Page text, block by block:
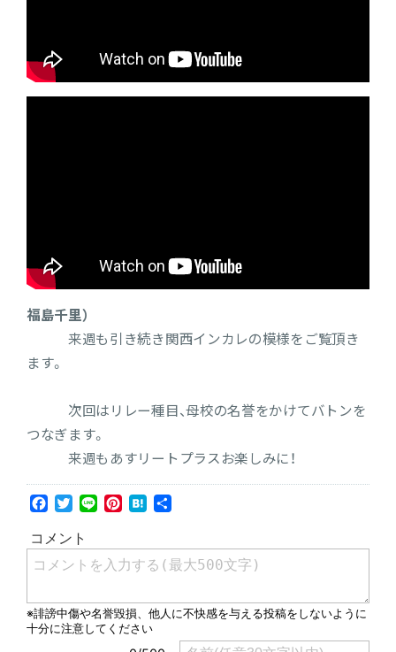
福島千里）
来週も引き続き関西インカレの模様をご覧頂き
ます。
次回はリレー種目、母校の名誉をかけてバトンを
つなぎます。
来週もあすリートプラスお楽しみに！
Facebook
Twitter
LinePinterest
Hatena
共